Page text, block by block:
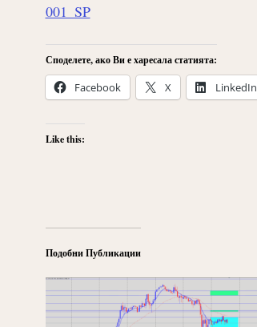
001_SP
Споделете, ако Ви е харесала статията:
Facebook X LinkedIn
Like this:
Подобни Публикации